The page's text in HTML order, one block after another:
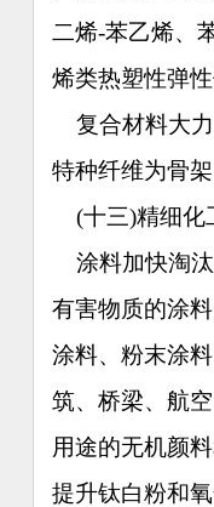
二烯-苯乙烯、
烯类热塑性弹
复合材料大力
特种纤维为骨
(十三)精细化
涂料加快淘汰
有害物质的涂
涂料、粉末涂
筑、桥梁、航
用途的无机颜
提升钛白粉和